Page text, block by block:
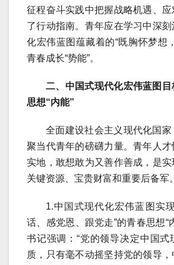
征程奋斗实践中把握战略机遇、
了行动指南。青年应在学习中深
化宏伟蓝图蕴藏着的“既胸怀梦想
青春成长“势能”。
二、中国式现代化宏伟蓝图
思想“内能”
全面建设社会主义现代化国
聚当代青年的磅礴力量。青年人
实地，敢想敢为又善作善成，是
关键资源、宝贵财富和重要后备军。
1.中国式现代化宏伟蓝图实
话、感党恩、跟党走”的青春思想“
书记强调：“党的领导决定中国式
质，只有毫不动摇坚持党的领导